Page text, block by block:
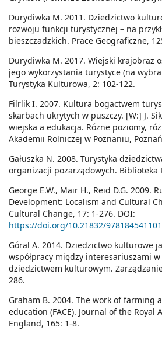
Durydiwka M. 2011. Dziedzictwo
rozwoju funkcji turystycznej – na
bieszczadzkich. Prace Geograficzne,
Durydiwka M. 2017. Wiejski krajobraz
jego wykorzystania turystyce (na
Turystyka Kulturowa, 2: 102-122.
Filrlik I. 2007. Kultura bogactwem
skarbach ukrytych w puszczy. [W:] J.
wiejska a edukacja. Różne poziomy,
Akademii Rolniczej w Poznaniu,
Gałuszka N. 2008. Turystyka
organizacji pozarządowych. Biblioteka
George E.W., Mair H., Reid D.G. 2009.
Development: Localism and Cultural
Cultural Change, 17: 1-276. DOI:
https://doi.org/10.21832/
Góral A. 2014. Dziedzictwo kulturowe
współpracy między interesariuszami
dziedzictwem kulturowym.
286.
Graham B. 2004. The work of farming
education (FACE). Journal of the Royal
England, 165: 1-8.